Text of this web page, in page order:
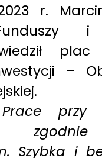
r.
i
–
przy
Szybka i